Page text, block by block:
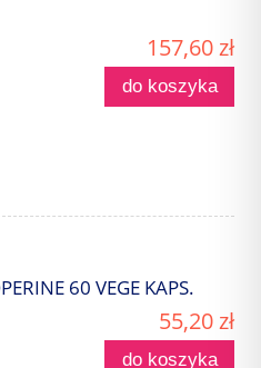
157,60 zł
do koszyka
60 VEGE KAPS.
55,20 zł
do koszyka